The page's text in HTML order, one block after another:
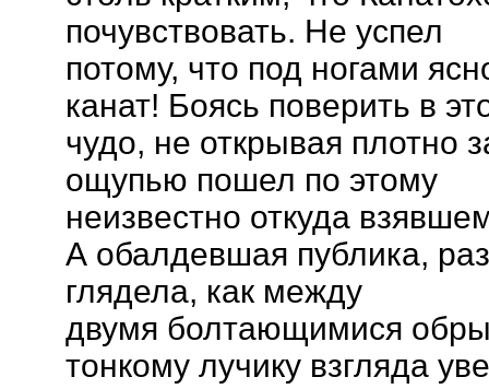
почувствовать. Не успел
потому, что под ногами
канат! Боясь поверить в
чудо, не открывая плотно
ощупью пошел по этому
неизвестно откуда
А обалдевшая публика,
глядела, как между
двумя болтающимися
тонкому лучику взгляда